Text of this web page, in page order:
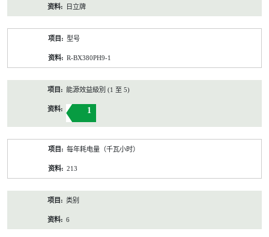
日立牌
型号
R-BX380PH9-1
能源效益級別 (1 至 5)
1
每年耗电量（千瓦小时）
213
类别
6